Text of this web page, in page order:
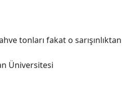
tonları fakat o sarışınlıktan
Üniversitesi